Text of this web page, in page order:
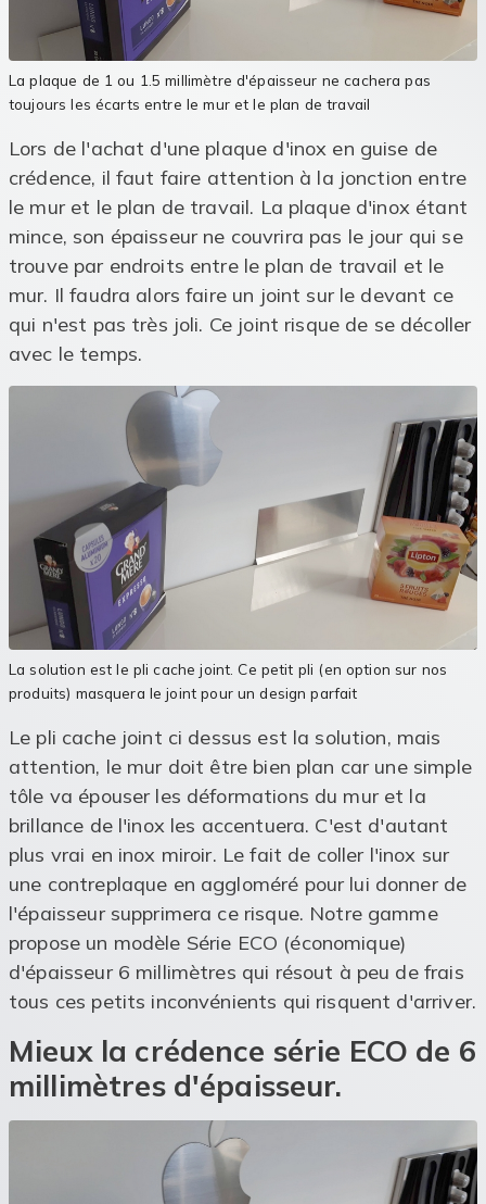
La plaque de 1 ou 1.5 millimètre d'épaisseur ne cachera pas
toujours les écarts entre le mur et le plan de travail
Lors de l'achat d'une plaque d'inox en guise de
crédence, il faut faire attention à la jonction entre
le mur et le plan de travail. La plaque d'inox étant
mince, son épaisseur ne couvrira pas le jour qui se
trouve par endroits entre le plan de travail et le
mur. Il faudra alors faire un joint sur le devant ce
qui n'est pas très joli. Ce joint risque de se décoller
avec le temps.
La solution est le pli cache joint. Ce petit pli (en option sur nos
produits) masquera le joint pour un design parfait
Le pli cache joint ci dessus est la solution, mais
attention, le mur doit être bien plan car une simple
tôle va épouser les déformations du mur et la
brillance de l'inox les accentuera. C'est d'autant
plus vrai en inox miroir. Le fait de coller l'inox sur
une contreplaque en aggloméré pour lui donner de
l'épaisseur supprimera ce risque. Notre gamme
propose un modèle Série ECO (économique)
d'épaisseur 6 millimètres qui résout à peu de frais
tous ces petits inconvénients qui risquent d'arriver.
Mieux la crédence série ECO de 6
millimètres d'épaisseur.